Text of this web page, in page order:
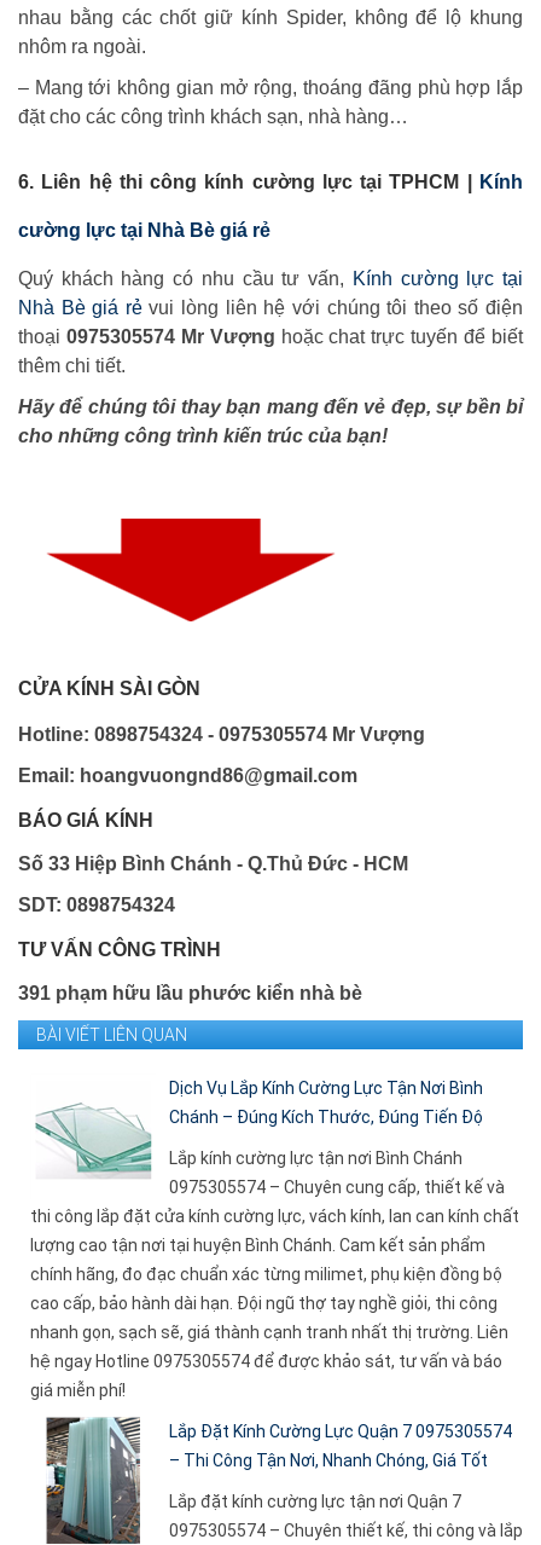
nhau bằng các chốt giữ kính Spider, không để lộ khung
nhôm ra ngoài.
– Mang tới không gian mở rộng, thoáng đãng phù hợp lắp
đặt cho các công trình khách sạn, nhà hàng…
6. Liên hệ thi công kính cường lực tại TPHCM | Kính
cường lực tại Nhà Bè giá rẻ
Quý khách hàng có nhu cầu tư vấn, Kính cường lực tại
Nhà Bè giá rẻvui lòng liên hệ với chúng tôi theo số điện
thoại 0975305574 Mr Vượng hoặc chat trực tuyến để biết
thêm chi tiết.
Hãy để chúng tôi thay bạn mang đến vẻ đẹp, sự bền bỉ
cho những công trình kiến trúc của bạn!
CỬA KÍNH SÀI GÒN
Hotline: 0898754324 - 0975305574 Mr Vượng
Email: hoangvuongnd86@gmail.com
BÁO GIÁ KÍNH
Số 33 Hiệp Bình Chánh - Q.Thủ Đức - HCM
SDT: 0898754324
TƯ VẤN CÔNG TRÌNH
391 phạm hữu lầu phước kiển nhà bè
BÀI VIẾT LIÊN QUAN
Dịch Vụ Lắp Kính Cường Lực Tận Nơi Bình
Chánh – Đúng Kích Thước, Đúng Tiến Độ
Lắp kính cường lực tận nơi Bình Chánh
0975305574 – Chuyên cung cấp, thiết kế và
thi công lắp đặt cửa kính cường lực, vách kính, lan can kính chất
lượng cao tận nơi tại huyện Bình Chánh. Cam kết sản phẩm
chính hãng, đo đạc chuẩn xác từng milimet, phụ kiện đồng bộ
cao cấp, bảo hành dài hạn. Đội ngũ thợ tay nghề giỏi, thi công
nhanh gọn, sạch sẽ, giá thành cạnh tranh nhất thị trường. Liên
hệ ngay Hotline 0975305574 để được khảo sát, tư vấn và báo
giá miễn phí!
Lắp Đặt Kính Cường Lực Quận 7 0975305574
– Thi Công Tận Nơi, Nhanh Chóng, Giá Tốt
Lắp đặt kính cường lực tận nơi Quận 7
0975305574 – Chuyên thiết kế, thi công và lắp